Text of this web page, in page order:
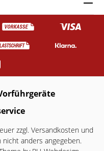
zzgl. Versandkostenund
nicht anders angegeben.